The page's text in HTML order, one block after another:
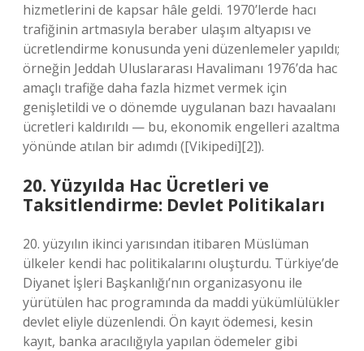
hizmetlerini de kapsar hâle geldi. 1970’lerde hacı
trafiğinin artmasıyla beraber ulaşım altyapısı ve
ücretlendirme konusunda yeni düzenlemeler yapıldı;
örneğin Jeddah Uluslararası Havalimanı 1976’da hac
amaçlı trafiğe daha fazla hizmet vermek için
genişletildi ve o dönemde uygulanan bazı havaalanı
ücretleri kaldırıldı — bu, ekonomik engelleri azaltma
yönünde atılan bir adımdı ([Vikipedi][2]).
20. Yüzyılda Hac Ücretleri ve
Taksitlendirme: Devlet Politikaları
20. yüzyılın ikinci yarısından itibaren Müslüman
ülkeler kendi hac politikalarını oluşturdu. Türkiye’de
Diyanet İşleri Başkanlığı’nın organizasyonu ile
yürütülen hac programında da maddi yükümlülükler
devlet eliyle düzenlendi. Ön kayıt ödemesi, kesin
kayıt, banka aracılığıyla yapılan ödemeler gibi